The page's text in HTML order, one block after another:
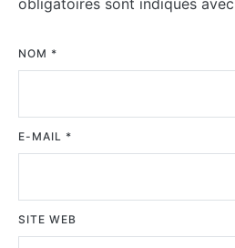
obligatoires sont indiqués avec
NOM *
E-MAIL *
SITE WEB